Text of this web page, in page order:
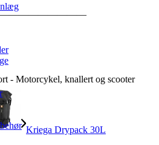
- Motorcykel, knallert og scooter
Kriega Drypack 30L